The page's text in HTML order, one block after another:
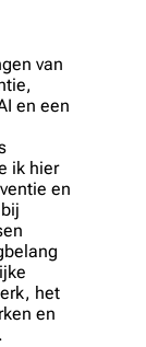
van
en een
ik hier
en
het
en